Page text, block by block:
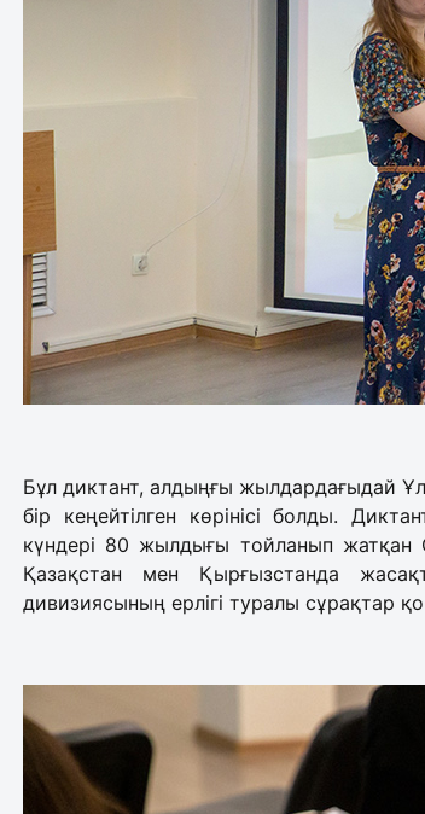
Бұл диктант, алдыңғы жылдардағыдай
бір кеңейтілген көрінісі болды.
күндері 80 жылдығы тойланып
Қазақстан мен Қырғызстанда
дивизиясының ерлігі туралы сұрақтар